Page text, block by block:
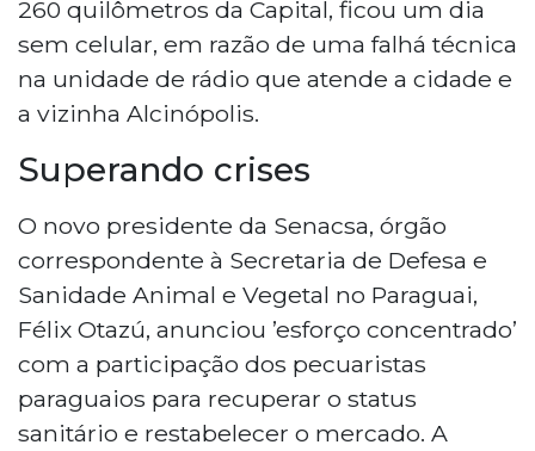
260 quilômetros da Capital, ficou um dia
sem celular, em razão de uma falhá técnica
na unidade de rádio que atende a cidade e
a vizinha Alcinópolis.
Superando crises
O novo presidente da Senacsa, órgão
correspondente à Secretaria de Defesa e
Sanidade Animal e Vegetal no Paraguai,
Félix Otazú, anunciou ’esforço concentrado’
com a participação dos pecuaristas
paraguaios para recuperar o status
sanitário e restabelecer o mercado. A